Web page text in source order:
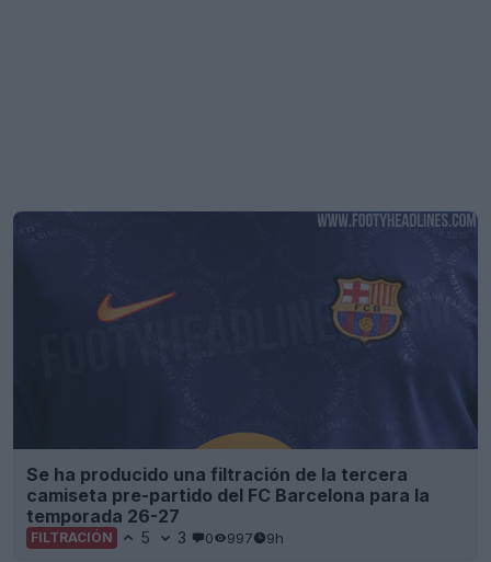
Se ha producido una filtración de la tercera
camiseta pre-partido del FC Barcelona para la
temporada 26-27
FILTRACIÓN 5 3 0 997 9h